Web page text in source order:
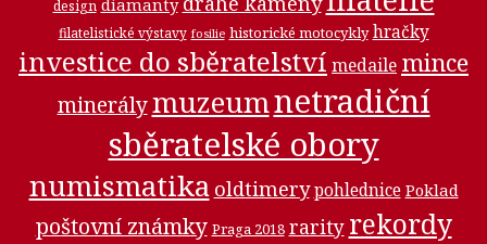
design diamanty
filatelistické výstavy fosilie historické motocykly hračky
investice do sběratelství medaile mince
minerálymuzeumnetradiční
sběratelské obory
numismatika oldtimery pohlednice Poklad
poštovní známky Praga 2018 rarity rekordy